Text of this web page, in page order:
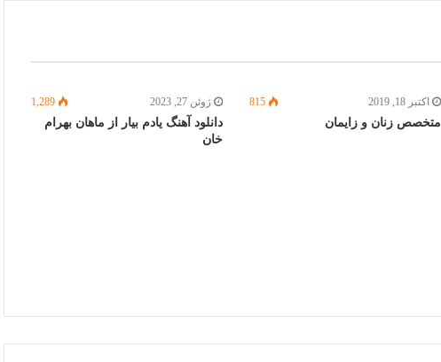
اکتبر 18, 2019 815
متخصص زنان و زایمان
ژوئن 27, 2023 1,289
دانلود آهنگ یادم بیار از ماهان بهرام
خان